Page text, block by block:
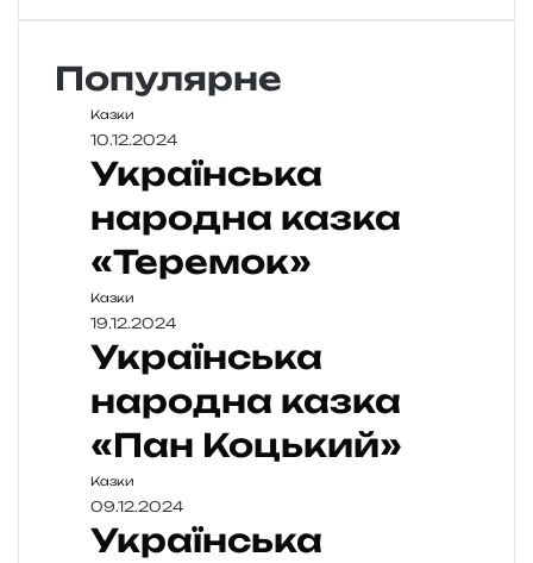
Популярне
Казки
10.12.2024
Українська
народна казка
«Теремок»
Казки
19.12.2024
Українська
народна казка
«Пан Коцький»
Казки
09.12.2024
Українська